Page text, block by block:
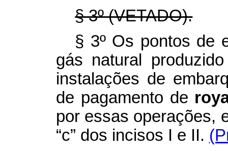
§ 3º (VETADO).
§ 3º Os pontos de
gás natural
instalações de
de pagamento de
por essas operações,
“c” dos incisos I e II.